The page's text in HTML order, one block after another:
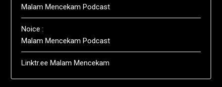
Malam Mencekam Podcast
Noice :
Malam Mencekam Podcast
Linktr.ee Malam Mencekam